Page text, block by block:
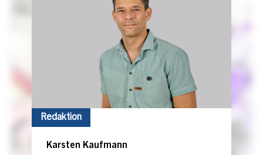
Redaktion
Karsten Kaufmann